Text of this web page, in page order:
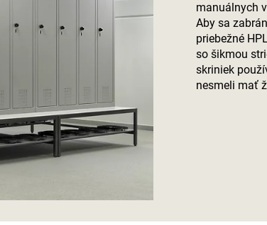
manuálnych
Aby sa
priebežné
so šikmou
skriniek
nesmeli mať